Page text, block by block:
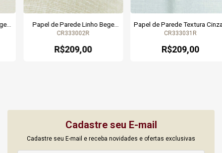
Papel de Parede Linho Bege
Claro - Coleção Criativo Kantai
Grátis
CR333002R
R$209,00
Papel de Parede Textura Cinza -
Coleção Criativo Kantai - 10
CR333031R
R$209,00
Cadastre seu E-mail
Cadastre seu E-mail e receba novidades e ofertas exclusivas